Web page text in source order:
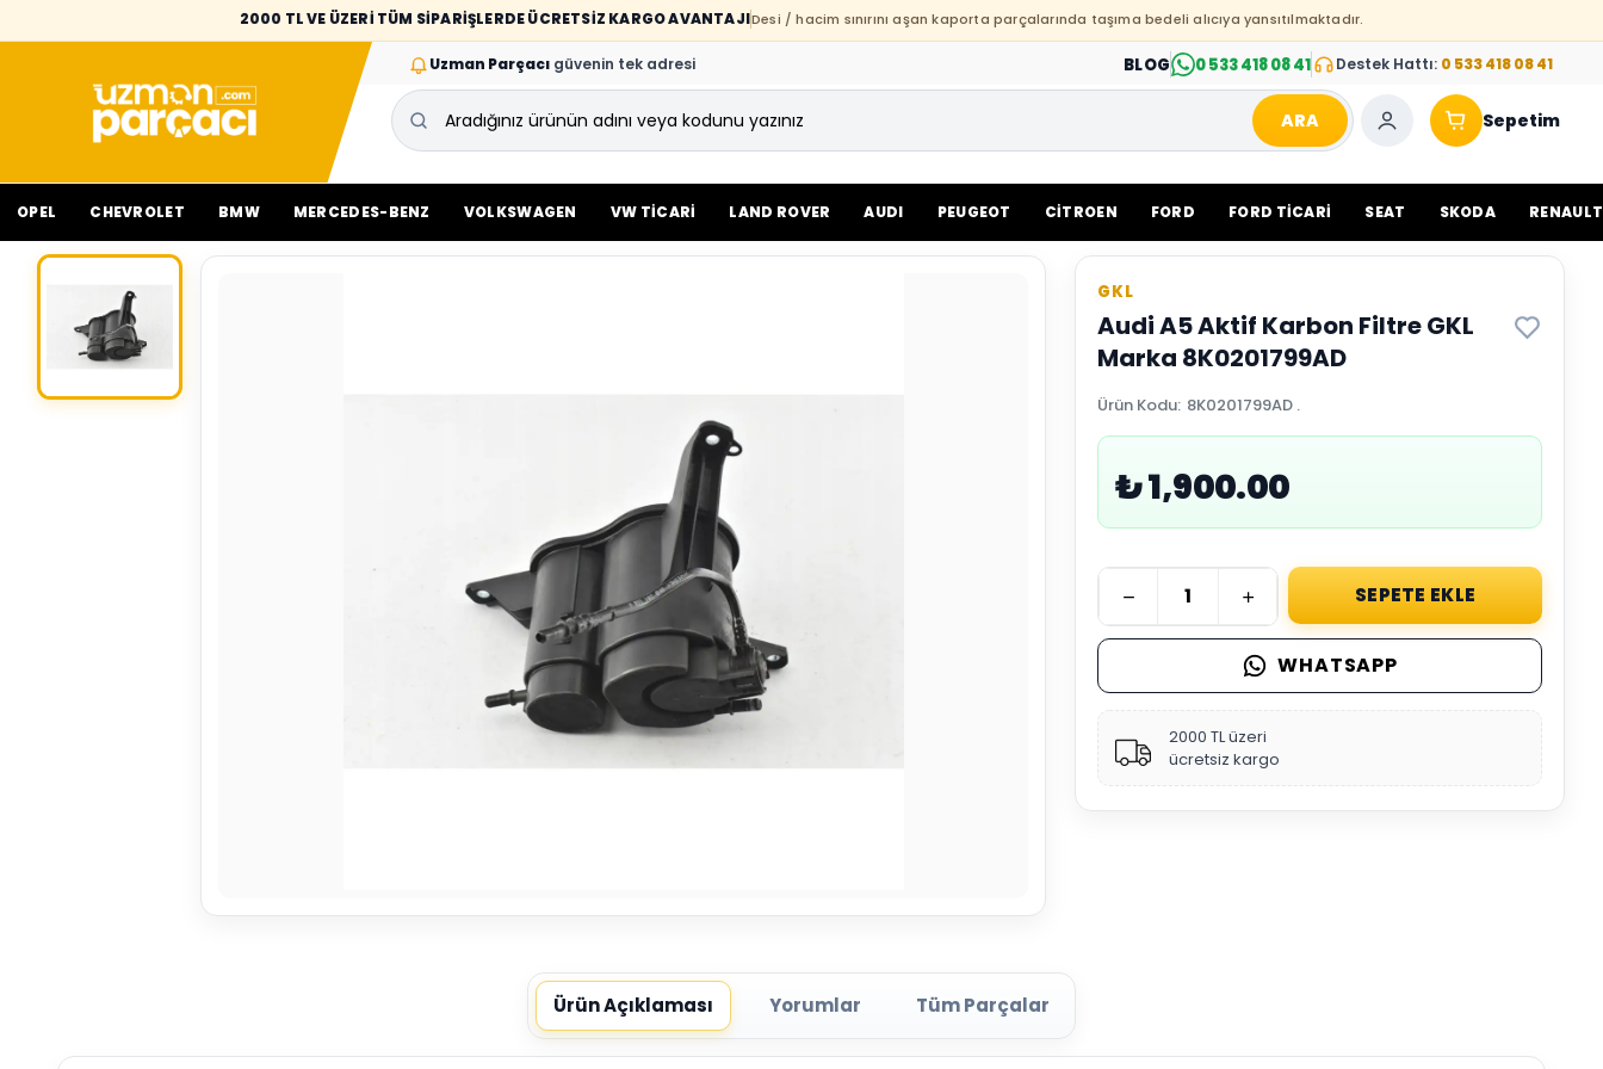
2000 TL VE ÜZERİ TÜM SİPARİŞLERDE ÜCRETSİZ KARGO AVANTAJIDesi / hacim sınırını aşan kaporta parçalarında taşıma bedeli alıcıya yansıtılmaktadır.
Uzman Parçacı güvenin tek adresi BLOG 0 533 418 08 41 Destek Hattı: 0 533 418 08 41
ARA Sepetim
OPEL CHEVROLET BMW MERCEDES-BENZ VOLKSWAGEN VW TİCARİ LAND ROVER AUDI PEUGEOT CİTROEN FORD FORD TİCARİ SEAT SKODA RENAULT
GKL
Audi A5 Aktif Karbon Filtre GKL
Marka 8K0201799AD
Ürün Kodu: 8K0201799AD .
₺ 1,900.00
SEPETE EKLE
WHATSAPP
2000 TL üzeri
ücretsiz kargo
Ürün Açıklaması Yorumlar Tüm Parçalar